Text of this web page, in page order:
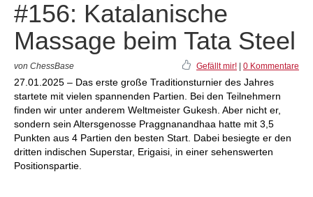
#156: Katalanische
Massage beim Tata Steel
von ChessBase Gefällt mir! 0 Kommentare
27.01.2025 – Das erste große Traditionsturnier des Jahres
startete mit vielen spannenden Partien. Bei den Teilnehmern
finden wir unter anderem Weltmeister Gukesh. Aber nicht er,
sondern sein Altersgenosse Praggnanandhaa hatte mit 3,5
Punkten aus 4 Partien den besten Start. Dabei besiegte er den
dritten indischen Superstar, Erigaisi, in einer sehenswerten
Positionspartie.